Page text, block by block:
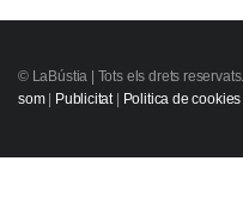
© LaBústia | Tots els drets reservats.
som| Publicitat | Politica de cookies